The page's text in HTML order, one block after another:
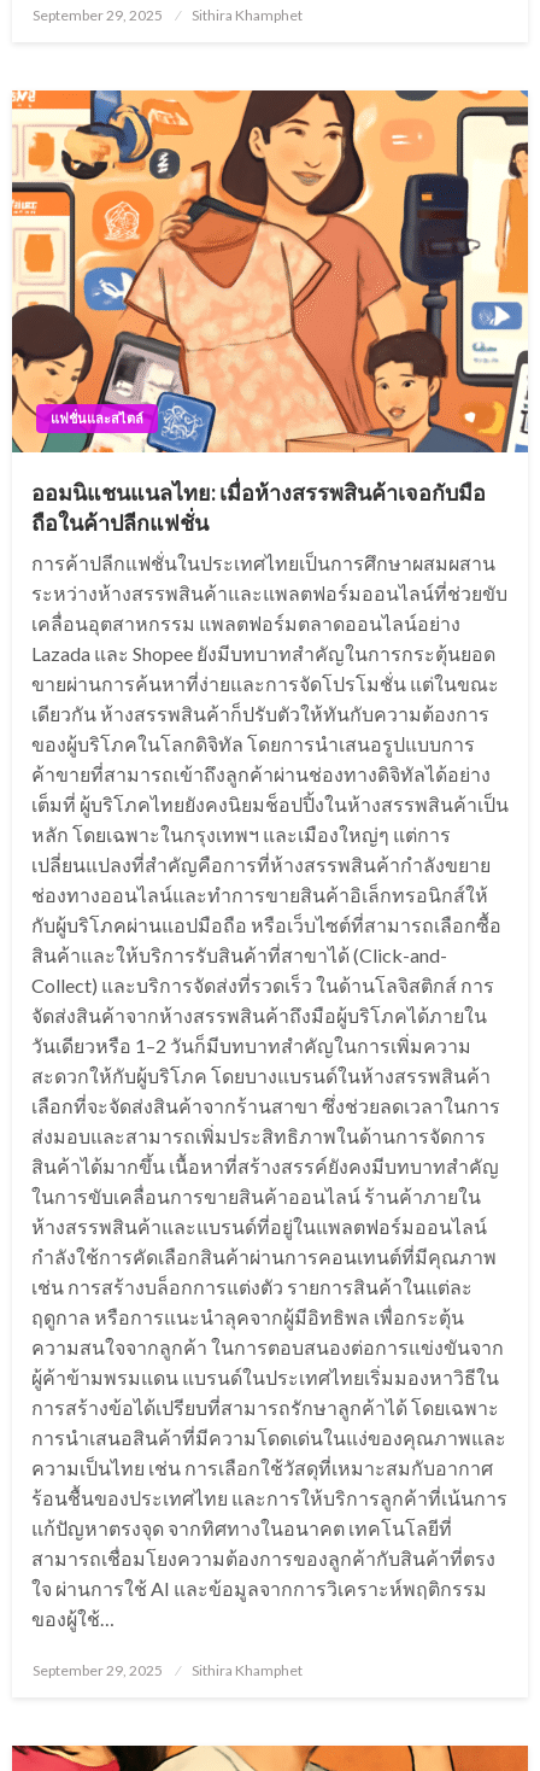
Posted
September 29, 2025 Sithira Khamphet
แฟชั่นและสไตล์
ออมนิแชนแนลไทย: เมื่อห้างสรรพสินค้าเจอกับมือ
ถือในค้าปลีกแฟชั่น
การค้าปลีกแฟชั่นในประเทศไทยเป็นการศึกษาผสมผสาน
ระหว่างห้างสรรพสินค้าและแพลตฟอร์มออนไลน์ที่ช่วยขับ
เคลื่อนอุตสาหกรรม แพลตฟอร์มตลาดออนไลน์อย่าง
Lazada และ Shopee ยังมีบทบาทสำคัญในการกระตุ้นยอด
ขายผ่านการค้นหาที่ง่ายและการจัดโปรโมชั่น แต่ในขณะ
เดียวกัน ห้างสรรพสินค้าก็ปรับตัวให้ทันกับความต้องการ
ของผู้บริโภคในโลกดิจิทัล โดยการนำเสนอรูปแบบการ
ค้าขายที่สามารถเข้าถึงลูกค้าผ่านช่องทางดิจิทัลได้อย่าง
เต็มที่ ผู้บริโภคไทยยังคงนิยมช็อปปิ้งในห้างสรรพสินค้าเป็น
หลัก โดยเฉพาะในกรุงเทพฯ และเมืองใหญ่ๆ แต่การ
เปลี่ยนแปลงที่สำคัญคือการที่ห้างสรรพสินค้ากำลังขยาย
ช่องทางออนไลน์และทำการขายสินค้าอิเล็กทรอนิกส์ให้
กับผู้บริโภคผ่านแอปมือถือ หรือเว็บไซต์ที่สามารถเลือกซื้อ
สินค้าและให้บริการรับสินค้าที่สาขาได้ (Click-and-
Collect) และบริการจัดส่งที่รวดเร็ว ในด้านโลจิสติกส์ การ
จัดส่งสินค้าจากห้างสรรพสินค้าถึงมือผู้บริโภคได้ภายใน
วันเดียวหรือ 1–2 วันก็มีบทบาทสำคัญในการเพิ่มความ
สะดวกให้กับผู้บริโภค โดยบางแบรนด์ในห้างสรรพสินค้า
เลือกที่จะจัดส่งสินค้าจากร้านสาขา ซึ่งช่วยลดเวลาในการ
ส่งมอบและสามารถเพิ่มประสิทธิภาพในด้านการจัดการ
สินค้าได้มากขึ้น เนื้อหาที่สร้างสรรค์ยังคงมีบทบาทสำคัญ
ในการขับเคลื่อนการขายสินค้าออนไลน์ ร้านค้าภายใน
ห้างสรรพสินค้าและแบรนด์ที่อยู่ในแพลตฟอร์มออนไลน์
กำลังใช้การคัดเลือกสินค้าผ่านการคอนเทนต์ที่มีคุณภาพ
เช่น การสร้างบล็อกการแต่งตัว รายการสินค้าในแต่ละ
ฤดูกาล หรือการแนะนำลุคจากผู้มีอิทธิพล เพื่อกระตุ้น
ความสนใจจากลูกค้า ในการตอบสนองต่อการแข่งขันจาก
ผู้ค้าข้ามพรมแดน แบรนด์ในประเทศไทยเริ่มมองหาวิธีใน
การสร้างข้อได้เปรียบที่สามารถรักษาลูกค้าได้ โดยเฉพาะ
การนำเสนอสินค้าที่มีความโดดเด่นในแง่ของคุณภาพและ
ความเป็นไทย เช่น การเลือกใช้วัสดุที่เหมาะสมกับอากาศ
ร้อนชื้นของประเทศไทย และการให้บริการลูกค้าที่เน้นการ
แก้ปัญหาตรงจุด จากทิศทางในอนาคต เทคโนโลยีที่
สามารถเชื่อมโยงความต้องการของลูกค้ากับสินค้าที่ตรง
ใจ ผ่านการใช้ AI และข้อมูลจากการวิเคราะห์พฤติกรรม
ของผู้ใช้…
Posted
September 29, 2025 Sithira Khamphet